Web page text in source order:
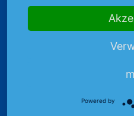
Strategie
Powered by